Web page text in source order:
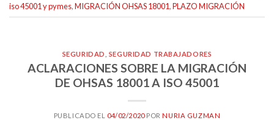
iso 45001 y pymes,MIGRACIÓN OHSAS 18001,PLAZO MIGRACIÓN
SEGURIDAD SEGURIDAD TRABAJADORES
ACLARACIONES SOBRE LA MIGRACIÓN
DE OHSAS 18001 A ISO 45001
PUBLICADO EL 04/02/2020PORNURIA GUZMAN